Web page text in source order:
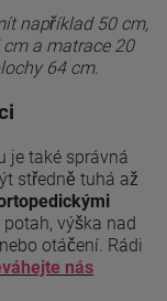
například 50 cm,
a matrace 20
64 cm.
je také správná
středně tuhá až
potah, výška nad
otáčení. Rádi
nás